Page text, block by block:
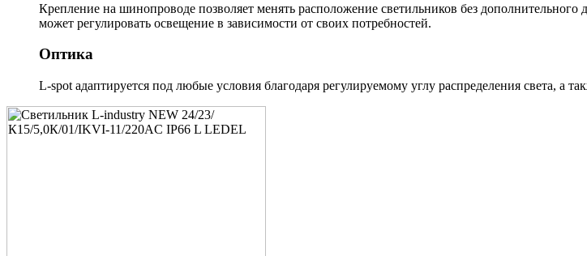
Крепление на шинопроводе позволяет менять расположение светильников без
может регулировать освещение в зависимости от своих потребностей.
Оптика
L-spot адаптируется под любые условия благодаря регулируемому углу распределения света, а